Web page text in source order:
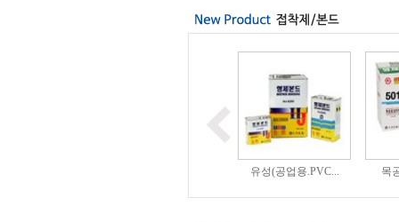
유성(공업용.PVC... 목